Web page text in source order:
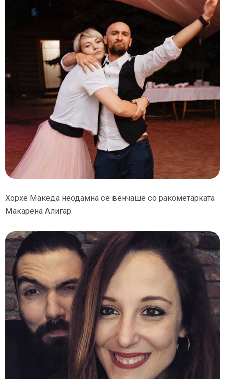
Хорхе Македа неодамна се венчаше со ракометарката
Макарена Алигар.